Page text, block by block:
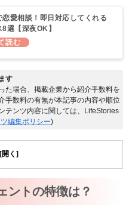
恋愛相談！即日対応してくれる
選【深夜OK】
す
た場合、掲載企業から紹介手数料を
手数料の有無が本記事の内容や順位
テンツ内容に関しては、LifeStories
編集ポリシー)
ントの特徴は？